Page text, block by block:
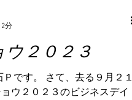
２０２３
です。 さて、去る９月２１
ウ２０２３のビジネスデイ
分